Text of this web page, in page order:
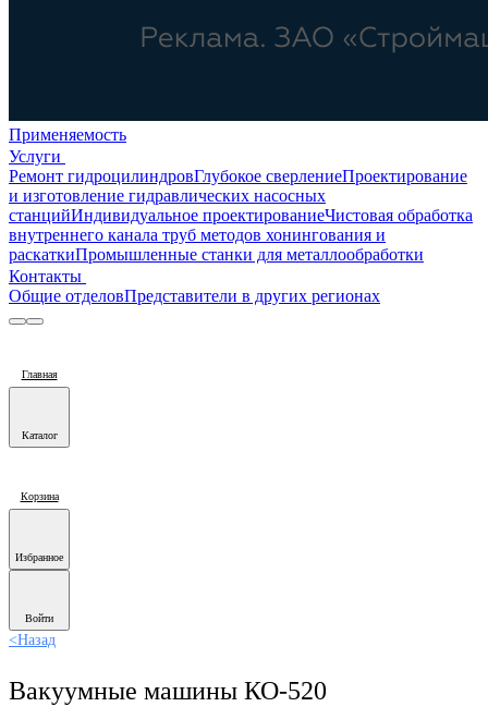
Применяемость
Услуги
Ремонт гидроцилиндровГлубокое сверлениеПроектирование
и изготовление гидравлических насосных
станцийИндивидуальное проектированиеЧистовая обработка
внутреннего канала труб методов хонингования и
раскаткиПромышленные станки для металлообработки
Контакты
Общие отделовПредставители в других регионах
Главная
Каталог
Корзина
Избранное
Войти
<Назад
Вакуумные машины КО-520